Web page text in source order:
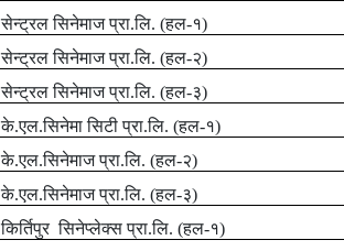
सेन्ट्रल सिनेमाज प्रा.लि. (हल-१)
सेन्ट्रल सिनेमाज प्रा.लि. (हल-२)
सेन्ट्रल सिनेमाज प्रा.लि. (हल-३)
के.एल.सिनेमा सिटी प्रा.लि. (हल-१)
के.एल.सिनेमाज प्रा.लि. (हल-२)
के.एल.सिनेमाज प्रा.लि. (हल-३)
किर्तिपुर सिनेप्लेक्स प्रा.लि. (हल-१)